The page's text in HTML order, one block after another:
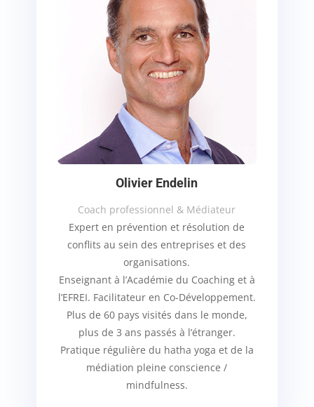
Olivier Endelin
Coach professionnel & Médiateur
Expert en prévention et résolution de
conflits au sein des entreprises et des
organisations.
Enseignant à l’Académie du Coaching et à
l’EFREI. Facilitateur en Co-Développement.
Plus de 60 pays visités dans le monde,
plus de 3 ans passés à l’étranger.
Pratique régulière du hatha yoga et de la
médiation pleine conscience /
mindfulness.